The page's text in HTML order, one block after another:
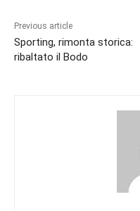
Previous article
Sporting, rimonta storica:
ribaltato il Bodo